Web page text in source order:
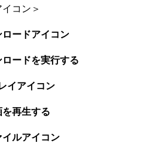
イコン＞
ロードアイコン
ロードを実行する
イアイコン
を再生する
イルアイコン